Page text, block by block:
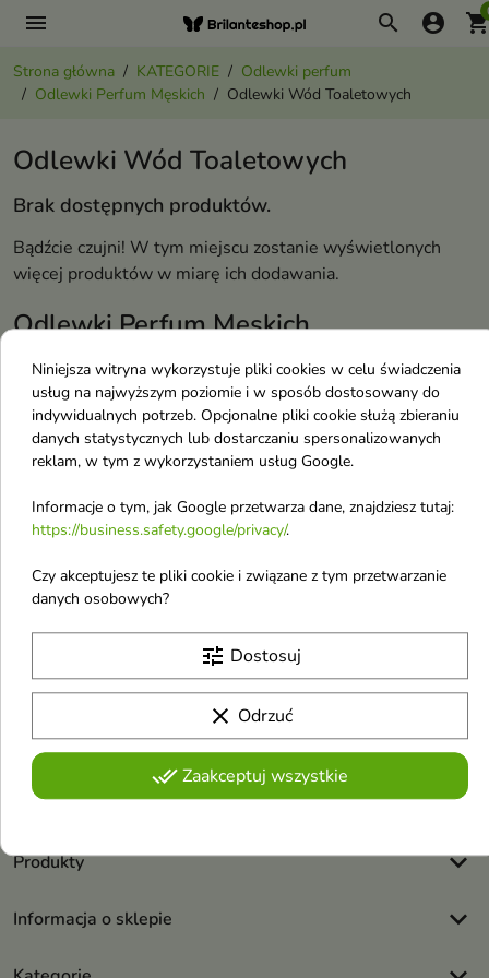
menu search account_circle
Strona główna KATEGORIE
Odlewki perfum
Odlewki Perfum Męskich
Odlewki Wód Toaletowych
Odlewki Perfum Męskich
Odlewki Esencji Perfum
Odlewki Wód Kolońskich
Odlewki Wód Perfumowanych
Odlewki Wód Toaletowych
Brak dostępnych produktów.
Bądźcie czujni! W tym miejscu zostanie wyświetlonych
więcej produktów w miarę ich dodawania.
Otrzymuj informację o nowościach i
wyprzedażach
Możesz zrezygnować w każdej chwili. W tym celu należy odnaleźć
szczegóły w naszej informacji prawnej.
Produkty keyboard_arrow_down
Informacja o sklepie keyboard_arrow_down
Niniejsza witryna wykorzystuje pliki cookies w celu świadczenia
usług na najwyższym poziomie i w sposób dostosowany do
indywidualnych potrzeb. Opcjonalne pliki cookie służą zbieraniu
danych statystycznych lub dostarczaniu spersonalizowanych
reklam, w tym z wykorzystaniem usług Google.
Informacje o tym, jak Google przetwarza dane, znajdziesz tutaj:
https://business.safety.google/privacy/.
Czy akceptujesz te pliki cookie i związane z tym przetwarzanie
danych osobowych?
tune Dostosuj
clear Odrzuć
done_allZaakceptuj wszystkie